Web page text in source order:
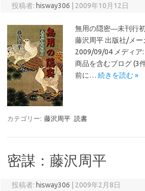
投稿者: hisway306 2009年10月12日
無用の隠密―未刊行
藤沢周平 出版社/メー
2009/09/04 メディア
商品を含むブログ
前に… 続きを読む »
カテゴリー: 藤沢周平 読書
密謀：藤沢周平
投稿者: hisway306 2009年2月8日